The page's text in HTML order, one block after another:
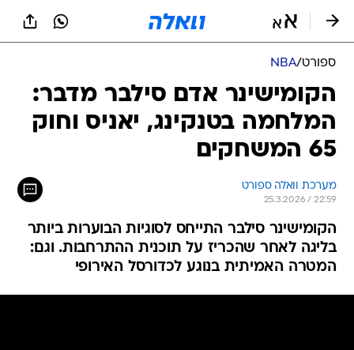
ספורט/
NBA
הקומישינר אדם סילבר מדבר:
המלחמה בטנקינג, יאניס וחוק
65 המשחקים
מערכת וואלה ספורט
25.3.2026 / 22:59
הקומישינר סילבר התייחס לסוגיות הבוערות ביותר
בליגה לאחר שהכריז על תוכנית ההתרחבות. וגם:
המטרה האמיתית בנוגע לכדורסל האירופי